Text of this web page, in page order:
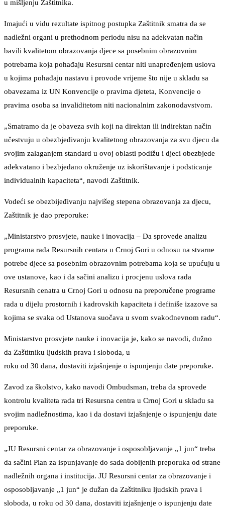
u mišljenju Zaštitnika.
Imajući u vidu rezultate ispitnog postupka Zaštitnik smatra da se
nadležni organi u prethodnom periodu nisu na adekvatan način
bavili kvalitetom obrazovanja djece sa posebnim obrazovnim
potrebama koja pohađaju Resursni centar niti unapređenjem uslova
u kojima pohađaju nastavu i provode vrijeme što nije u skladu sa
obavezama iz UN Konvencije o pravima djeteta, Konvencije o
pravima osoba sa invaliditetom niti nacionalnim zakonodavstvom.
„Smatramo da je obaveza svih koji na direktan ili indirektan način
učestvuju u obezbjeđivanju kvalitetnog obrazovanja za svu djecu da
svojim zalaganjem standard u ovoj oblasti podižu i djeci obezbjede
adekvatano i bezbjedano okruženje uz iskorištavanje i podsticanje
individualnih kapaciteta“, navodi Zaštitnik.
Vodeći se obezbijeđivanju najvišeg stepena obrazovanja za djecu,
Zaštitnik je dao preporuke:
„Ministarstvo prosvjete, nauke i inovacija – Da sprovede analizu
programa rada Resursnih centara u Crnoj Gori u odnosu na stvarne
potrebe djece sa posebnim obrazovnim potrebama koja se upućuju u
ove ustanove, kao i da sačini analizu i procjenu uslova rada
Resursnih cenatra u Crnoj Gori u odnosu na preporučene programe
rada u dijelu prostornih i kadrovskih kapaciteta i definiše izazove sa
kojima se svaka od Ustanova suočava u svom svakodnevnom radu“.
Ministarstvo prosvjete nauke i inovacija je, kako se navodi, dužno
da Zaštitniku ljudskih prava i sloboda, u
roku od 30 dana, dostaviti izjašnjenje o ispunjenju date preporuke.
Zavod za školstvo, kako navodi Ombudsman, treba da sprovede
kontrolu kvaliteta rada tri Resursna centra u Crnoj Gori u skladu sa
svojim nadležnostima, kao i da dostavi izjašnjenje o ispunjenju date
preporuke.
„JU Resursni centar za obrazovanje i osposobljavanje „1 jun“ treba
da sačini Plan za ispunjavanje do sada dobijenih preporuka od strane
nadležnih organa i institucija. JU Resursni centar za obrazovanje i
osposobljavanje „1 jun“ je dužan da Zaštitniku ljudskih prava i
sloboda, u roku od 30 dana, dostaviti izjašnjenje o ispunjenju date